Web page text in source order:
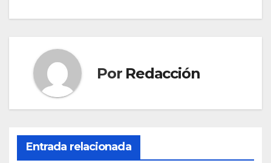
k
Por Redacción
Entrada relacionada